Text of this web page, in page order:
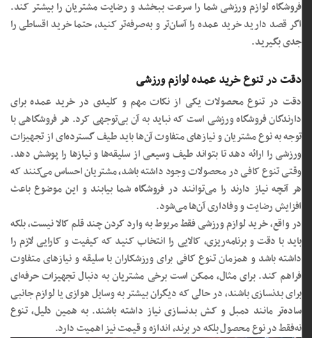
فروشگاه لوازم ورزشی شما را سرعت ببخشد و رضایت مشتریان را بیشتر کند.
اگر قصد دارید خرید عمده را آسان‌تر و به‌صرفه‌تر کنید، حتما خرید اقساطی را
جدی بگیرید.
دقت در تنوع خرید عمده لوازم ورزشی
دقت در تنوع محصولات یکی از نکات مهم و کلیدی در خرید عمده برای
دارندگان فروشگاه ورزشی است که نباید به آن بی‌توجهی کرد. هر فروشگاهی با
توجه به نوع مشتریان و نیازهای متفاوت آن‌ها باید طیف گسترده‌ای از تجهیزات
ورزشی را ارائه دهد تا بتواند طیف وسیعی از سلیقه‌ها و نیازها را پوشش دهد.
وقتی تنوع کافی در محصولات وجود داشته باشد، مشتریان احساس می‌کنند که
هر آنچه نیاز دارند را می‌توانند در فروشگاه شما بیابند و این موضوع باعث
افزایش رضایت و وفاداری آن‌ها می‌شود.
در واقع، خرید لوازم ورزشی فقط مربوط به وارد کردن چند قلم کالا نیست، بلکه
باید با دقت و برنامه‌ریزی، کالایی را انتخاب کنید که کیفیت و کارایی لازم را
داشته باشد و همزمان تنوع کافی برای ورزشکاران با سلیقه و نیازهای متفاوت
فراهم کند. برای مثال، ممکن است برخی مشتریان به دنبال تجهیزات حرفه‌ای
برای بدنسازی باشند، در حالی که دیگران بیشتر به وسایل هوازی یا لوازم جانبی
ساده‌تر مانند دمبل و کش بدنسازی نیاز داشته باشند. به همین دلیل، تنوع
نه‌فقط در نوع محصول بلکه در برند، اندازه و قیمت نیز اهمیت دارد.